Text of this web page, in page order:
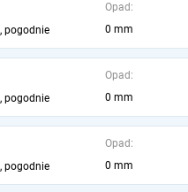
pogodnie
Opad:
0 mm
pogodnie
Opad:
0 mm
pogodnie
Opad:
0 mm